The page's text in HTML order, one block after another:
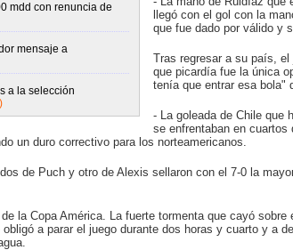
mdd con renuncia de
mensaje a
a la selección
llegó con el gol con la
que fue dado por válido y
Tras regresar a su país,
que picardía fue la única
tenía que entrar esa bola"
- La goleada de Chile que
se enfrentaban en
un duro correctivo para los norteamericanos.
de Puch y otro de Alexis sellaron con el 7-0 la
la Copa América. La fuerte tormenta que cayó sobre
a parar el juego durante dos horas y cuarto y a